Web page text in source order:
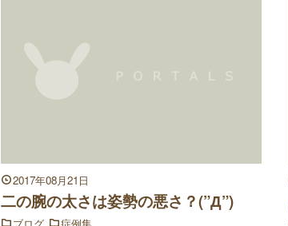
2017年08月21日
二の腕の太さは姿勢の悪さ？(”Д”)
ブログ 症例集